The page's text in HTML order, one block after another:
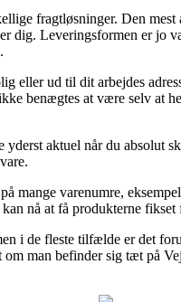
fragtløsninger. Den mest
dig. Leveringsformen er jo
eller ud til dit arbejdes
benægtes at være selv at
aktuel når du absolut
mange varenumre,
nå at få produkterne fikset
i de fleste tilfælde er det
man befinder sig tæt på